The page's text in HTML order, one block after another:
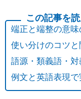
端正と端整の意
使い分けのコツと
語源・類義語・
例文と英語表現